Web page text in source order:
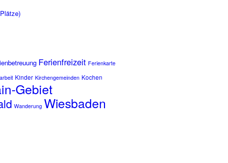
Ferienfreizeit Ferienkarte
Kinder Kirchengemeinden Kochen
Gebiet
Wanderung Wiesbaden